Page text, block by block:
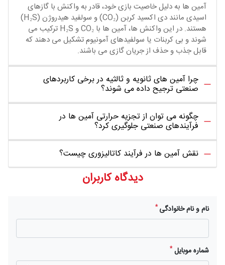
آمین ها به دلیل خاصیت بازی خود، قادر به واکنش با گازهای
اسیدی مانند دی اکسید کربن (CO₂) و سولفید هیدروژن (H₂S)
هستند. در این واکنش ها، آمین ها با CO₂ و H₂S ترکیب می
شوند و بی کربنات یا سولفیدهای آمونیوم تشکیل می دهند که
قابل جذب و حذف از جریان گازی می باشند.
چرا آمین های ثانویه و ثالثیه در برخی کاربردهای
صنعتی ترجیح داده می شوند؟
چگونه می توان از تجزیه حرارتی آمین ها در
فرآیندهای صنعتی جلوگیری کرد؟
نقش آمین ها در فرآیند کاتالیزوری چیست؟
دیدگاه کاربران
نام و نام خانوادگی*
شماره موبایل*